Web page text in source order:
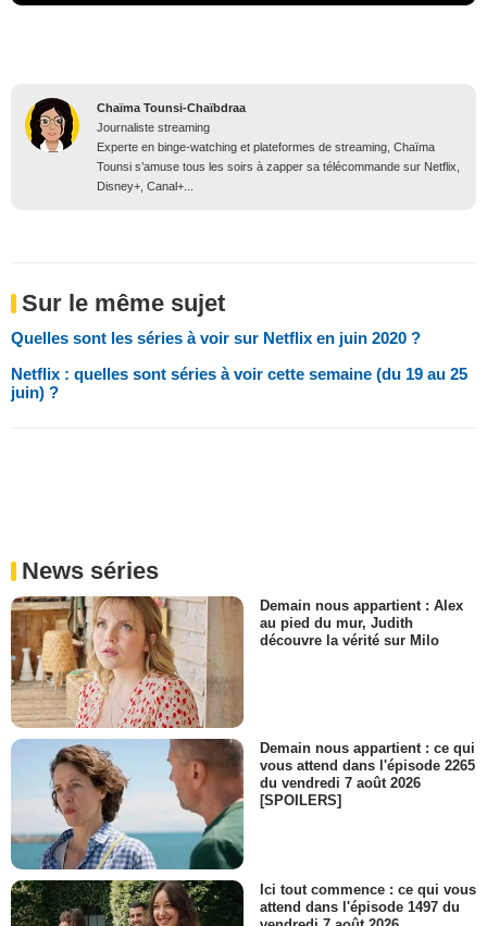
Chaïma Tounsi-Chaïbdraa
Journaliste streaming
Experte en binge-watching et plateformes de streaming, Chaïma
Tounsi s’amuse tous les soirs à zapper sa télécommande sur Netflix,
Disney+, Canal+...
Sur le même sujet
Quelles sont les séries à voir sur Netflix en juin 2020 ?
Netflix : quelles sont séries à voir cette semaine (du 19 au 25
juin) ?
News séries
Demain nous appartient : Alex
au pied du mur, Judith
découvre la vérité sur Milo
Demain nous appartient : ce qui
vous attend dans l'épisode 2265
du vendredi 7 août 2026
[SPOILERS]
Ici tout commence : ce qui vous
attend dans l'épisode 1497 du